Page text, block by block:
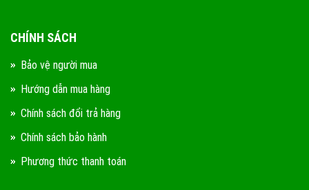
CHÍNH SÁCH
Bảo vệ người mua
Hướng dẫn mua hàng
Chính sách đổi trả hàng
Chính sách bảo hành
Phương thức thanh toán